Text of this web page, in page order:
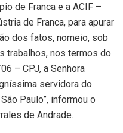
de Franca e a ACIF –
de Franca, para apurar
dos fatos, nomeio, sob
trabalhos, nos termos do
– CPJ, a Senhora
servidora do
Paulo”, informou o
de Andrade.